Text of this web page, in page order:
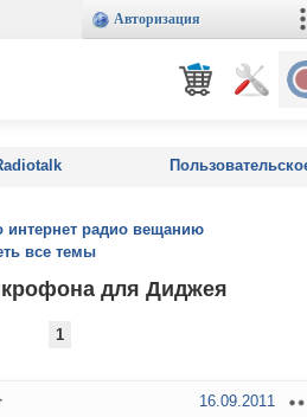
Авторизация
радио вещанию
все темы
для Диджея
1
16.09.2011